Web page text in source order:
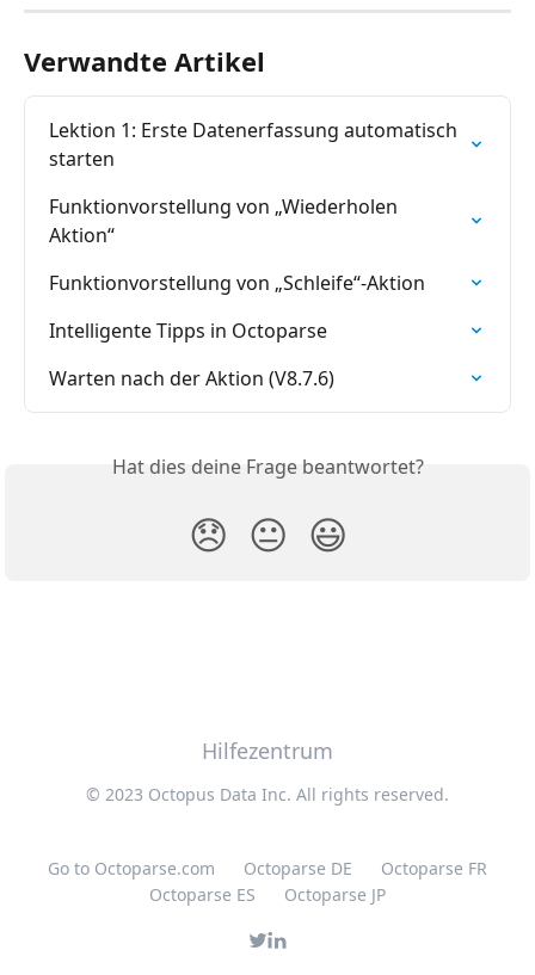
Verwandte Artikel
Lektion 1: Erste Datenerfassung automatisch
starten
Funktionvorstellung von „Wiederholen
Aktion“
Funktionvorstellung von „Schleife“-Aktion
Intelligente Tipps in Octoparse
Warten nach der Aktion (V8.7.6)
Hat dies deine Frage beantwortet?
😞 😐 😃
Hilfezentrum
© 2023 Octopus Data Inc. All rights reserved.
Go to Octoparse.com Octoparse DE
Octoparse FR
Octoparse ES
Octoparse JP